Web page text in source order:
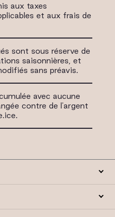
aux taxes
et aux frais de
sont sous réserve de
saisonnières, et
sans préavis.
avec aucune
contre de l'argent